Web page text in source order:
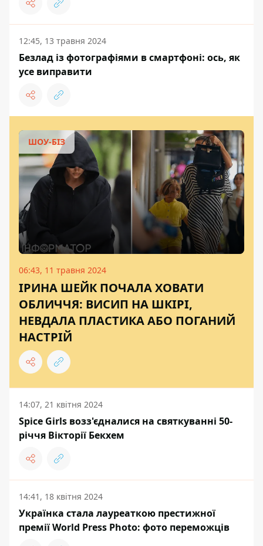
12:45, 13 травня 2024
Безлад із фотографіями в смартфоні: ось, як
усе виправити
ШОУ-БІЗ
06:43, 11 травня 2024
ІРИНА ШЕЙК ПОЧАЛА ХОВАТИ
ОБЛИЧЧЯ: ВИСИП НА ШКІРІ,
НЕВДАЛА ПЛАСТИКА АБО ПОГАНИЙ
НАСТРІЙ
14:07, 21 квітня 2024
Spice Girls возз'єдналися на святкуванні 50-
річчя Вікторії Бекхем
14:41, 18 квітня 2024
Українка стала лауреаткою престижної
премії World Press Photo: фото переможців